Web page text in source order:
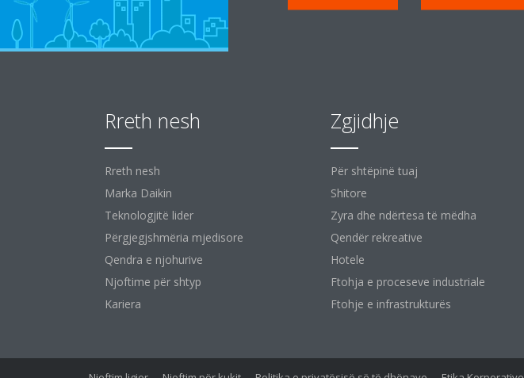
Rreth nesh
Rreth nesh
Marka Daikin
Teknologjitë lider
Përgjegjshmëria mjedisore
Qendra e njohurive
Njoftime për shtyp
Kariera
Zgjidhje
Për shtëpinë tuaj
Shitore
Zyra dhe ndërtesa të mëdha
Qendër rekreative
Hotele
Ftohja e proceseve industriale
Ftohje e infrastrukturës